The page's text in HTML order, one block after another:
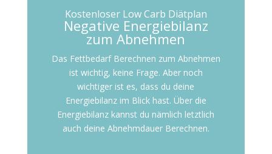
Kostenloser Low Carb Diätplan
Negative Energiebilanz
zum Abnehmen
Das Fettbedarf Berechnen zum Abnehmen
ist wichtig, keine Frage. Aber noch
wichtiger ist es, dass du deine
Energiebilanz im Blick hast. Über die
Energiebilanz kannst du nämlich letztlich
auch deine Abnehmdauer Berechnen.